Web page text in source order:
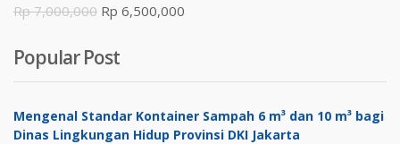
Rp7,000,000 Harga
adalah:
Rp 7,000,000.
Rp 6,500,000
adalah:
Rp 6,500,000.
Popular Post
Mengenal Standar Kontainer Sampah 6 m³ dan 10 m³ bagi
Dinas Lingkungan Hidup Provinsi DKI Jakarta